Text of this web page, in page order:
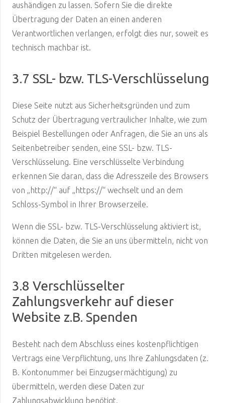
aushändigen zu lassen. Sofern Sie die direkte
Übertragung der Daten an einen anderen
Verantwortlichen verlangen, erfolgt dies nur, soweit es
technisch machbar ist.
3.7 SSL- bzw. TLS-Verschlüsselung
Diese Seite nutzt aus Sicherheitsgründen und zum
Schutz der Übertragung vertraulicher Inhalte, wie zum
Beispiel Bestellungen oder Anfragen, die Sie an uns als
Seitenbetreiber senden, eine SSL- bzw. TLS-
Verschlüsselung. Eine verschlüsselte Verbindung
erkennen Sie daran, dass die Adresszeile des Browsers
von „http://“ auf „https://“ wechselt und an dem
Schloss-Symbol in Ihrer Browserzeile.
Wenn die SSL- bzw. TLS-Verschlüsselung aktiviert ist,
können die Daten, die Sie an uns übermitteln, nicht von
Dritten mitgelesen werden.
3.8 Verschlüsselter
Zahlungsverkehr auf dieser
Website z.B. Spenden
Besteht nach dem Abschluss eines kostenpflichtigen
Vertrags eine Verpflichtung, uns Ihre Zahlungsdaten (z.
B. Kontonummer bei Einzugsermächtigung) zu
übermitteln, werden diese Daten zur
Zahlungsabwicklung benötigt.